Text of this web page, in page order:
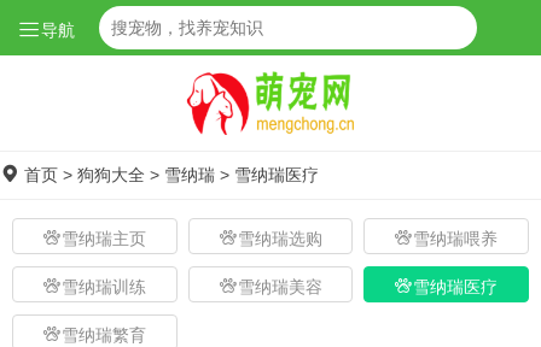
导航
首页 > 狗狗大全 > 雪纳瑞 > 雪纳瑞医疗
雪纳瑞主页 雪纳瑞选购 雪纳瑞喂养
雪纳瑞训练 雪纳瑞美容 雪纳瑞医疗
雪纳瑞繁育